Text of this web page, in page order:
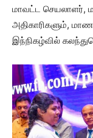
மாவட்ட செயலாளர்,
அதிகாரிகளும்,
இந்நிகழ்வில்